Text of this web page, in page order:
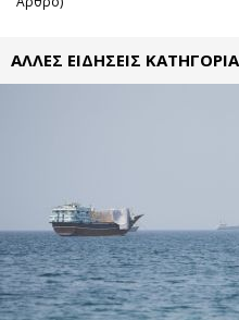
ΑΛΛΕΣ ΕΙΔΗΣΕΙΣ